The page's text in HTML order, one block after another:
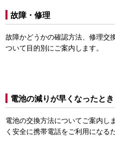
故障・修理
故障かどうかの確認方法、修理交
ついて目的別にご案内します。
電池の減りが早くなったとき
電池の交換方法についてご案内し
く安全に携帯電話をご利用になる